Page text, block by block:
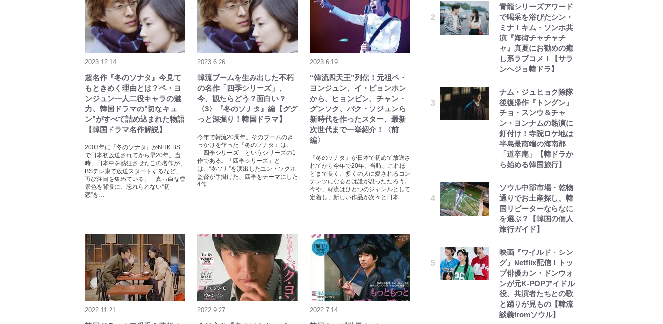
2023.12.14
超名作『冬のソナタ』今見て
もときめく理由とは？ペ・ヨ
ンジュン一人二役キャラの魅
力、韓国ドラマの"切なキュ
ン"がすべて詰め込まれた物語
【韓国ドラマ名作解説】
2003年に『冬のソナタ』がNHK BS
で日本初放送されてから早20年。当
時、日本中を熱狂させたこの名作が、
BSテレ東で放送スタートするなど、
再び注目を集めている。 真っ白な雪
景色を背景に、忘れられない“初
恋”を…
2023.6.26
韓流ブームを生み出した不朽
の名作「四季シリーズ」、
今、観たらどう？面白い？
〈3〉『冬のソナタ』編【ググ
っと深掘り！韓国ドラマ】
今年で韓流20周年。そのブームのき
っかけを作った『冬のソナタ』は、
「四季シリーズ」というシリーズの1
作である。「四季シリーズ」と
は、“冬ソナ”を演出したユン・ソクホ
監督が手掛けた、四季をテーマにした
4作…
2023.6.19
“韓流四天王”列伝！元祖ペ・
ヨンジュン、イ・ビョンホン
から、ヒョンビン、チャン・
グンソク、パク・ソジュンら
新時代を作ったスター、最新
次世代まで一挙紹介！〈前
編〉
『冬のソナタ』が日本で初めて放送さ
れてから今年で20年。当時、これほ
どまで長く、多くの人に愛されるコン
テンツになるとは誰が思っただろう。
今や、韓流はひとつのジャンルとして
定着し、新しい作品が次々と日本…
2022.11.21 2022.9.27 2022.7.14
青龍シリーズアワード
で喝采を浴びたシン・
ミナ！キム・ソンホ共
演『海街チャチャチ
ャ』真夏にお勧めの癒
し系ラブコメ！【サラ
ンヘジョ韓ドラ】
ナム・ジュヒョク除隊
後復帰作『トングン』
チョ・スンウ＆チャ
ン・ヨンナムの熱演に
釘付け！寺院ロケ地は
半島最南端の海南郡
「道卒庵」【韓ドラか
ら始める韓国旅行】
ソウル中部市場・乾物
通りでお土産探し、韓
国リピーターならなに
を選ぶ？【韓国の個人
旅行ガイド】
映画『ワイルド・シン
グ』Netflix配信！トッ
プ俳優カン・ドンウォ
ンが元K-POPアイドル
役、共演者たちとの歌
と踊りが見もの【韓流
談義fromソウル】